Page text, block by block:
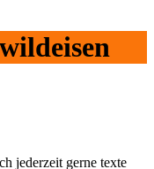
jederzeit gerne texte